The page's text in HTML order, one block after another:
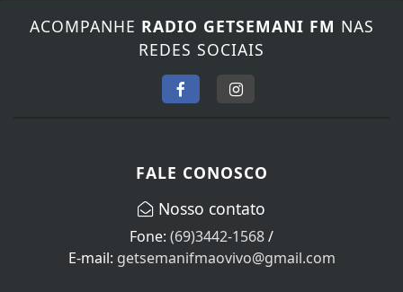
ACOMPANHE RADIO GETSEMANI FM NAS
REDES SOCIAIS
FALE CONOSCO
Nosso contato
Fone: (69)3442-1568/
E-mail: getsemanifmaovivo@gmail.com